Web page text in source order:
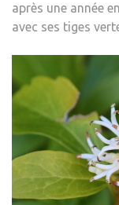
après une année
avec ses tiges